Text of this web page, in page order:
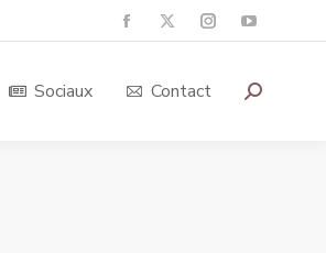
Sociaux Contact